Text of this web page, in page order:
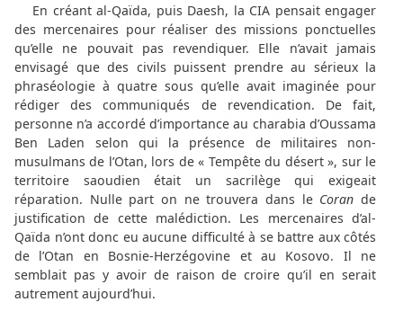
En créant al-Qaïda, puis Daesh, la CIA pensait engager
des mercenaires pour réaliser des missions ponctuelles
qu’elle ne pouvait pas revendiquer. Elle n’avait jamais
envisagé que des civils puissent prendre au sérieux la
phraséologie à quatre sous qu’elle avait imaginée pour
rédiger des communiqués de revendication. De fait,
personne n’a accordé d’importance au charabia d’Oussama
Ben Laden selon qui la présence de militaires non-
musulmans de l’Otan, lors de « Tempête du désert », sur le
territoire saoudien était un sacrilège qui exigeait
réparation. Nulle part on ne trouvera dans le Coran de
justification de cette malédiction. Les mercenaires d’al-
Qaïda n’ont donc eu aucune difficulté à se battre aux côtés
de l’Otan en Bosnie-Herzégovine et au Kosovo. Il ne
semblait pas y avoir de raison de croire qu’il en serait
autrement aujourd’hui.